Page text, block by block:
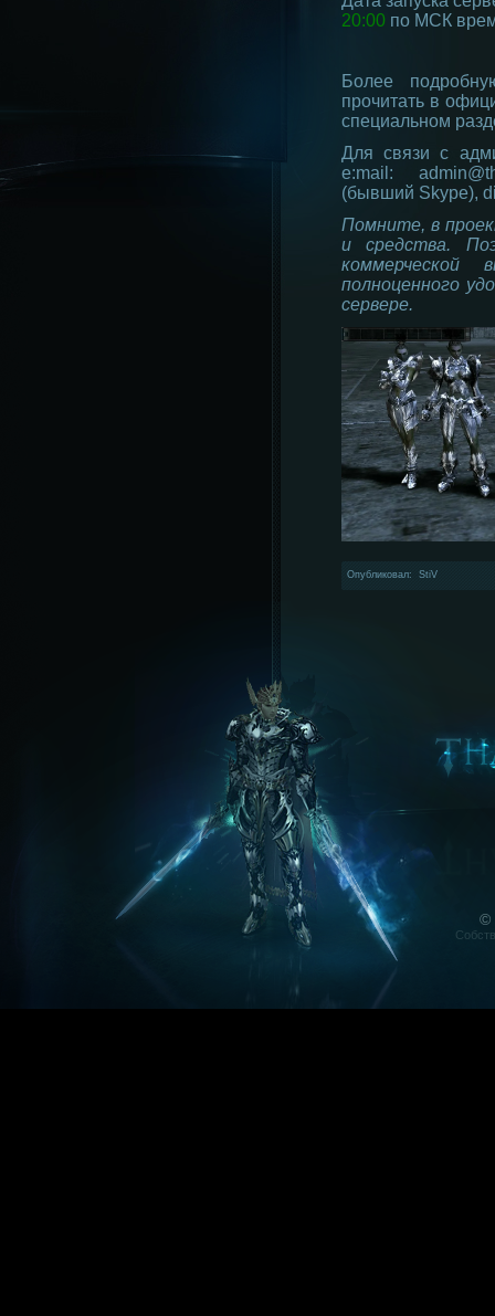
20:00по МСК
Более
прочитать в
специальном
Для связи с
e:mail:
(бывший Skype),
Помните, в
и средства.
полноценного
сервере.
Опубликовал: StiV
©